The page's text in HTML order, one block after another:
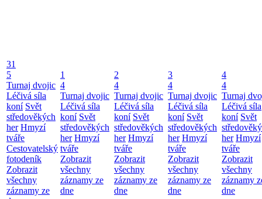
31
5
Turnaj dvojic
Léčivá síla
koní Svět
středověkých
her Hmyzí
tváře
Cestovatelský
fotodeník
Zobrazit
všechny
záznamy ze
1
4
Turnaj dvojic
Léčivá síla
koní Svět
středověkých
her Hmyzí
tváře
Zobrazit
všechny
záznamy ze
dne
2
4
Turnaj dvojic
Léčivá síla
koní Svět
středověkých
her Hmyzí
tváře
Zobrazit
všechny
záznamy ze
dne
3
4
Turnaj dvojic
Léčivá síla
koní Svět
středověkých
her Hmyzí
tváře
Zobrazit
všechny
záznamy ze
dne
4
4
Turnaj
Léčivá síla
koní Svět
her Hmyzí
tváře
Zobrazit
všechny
záznamy
dne